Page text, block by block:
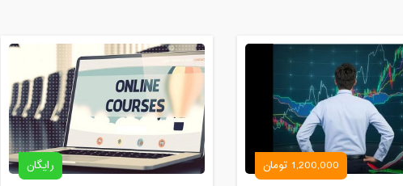
1,200,000 تومان رایگان